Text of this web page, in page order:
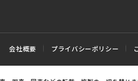
会社概要 プライバシーポリシー